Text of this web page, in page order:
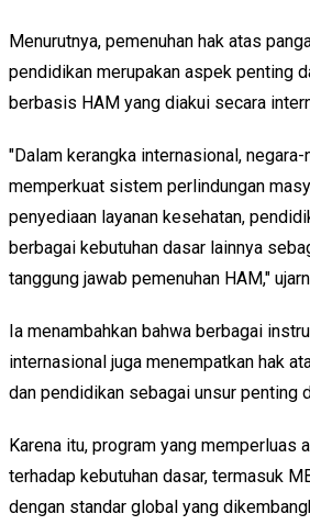
Menurutnya, pemenuhan hak atas
pendidikan merupakan aspek penting
berbasis HAM yang diakui secara
"Dalam kerangka internasional,
memperkuat sistem perlindungan
penyediaan layanan kesehatan,
berbagai kebutuhan dasar lainnya
tanggung jawab pemenuhan HAM,"
Ia menambahkan bahwa berbagai
internasional juga menempatkan hak
dan pendidikan sebagai unsur penting
Karena itu, program yang memperluas
terhadap kebutuhan dasar, termasuk
dengan standar global yang